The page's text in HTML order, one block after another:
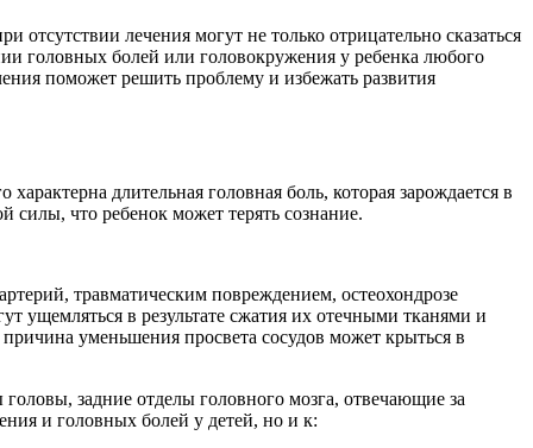
лечения могут не только отрицательно сказаться
головных болей или головокружения у ребенка любого
поможет решить проблему и избежать развития
длительная головная боль, которая зарождается в
силы, что ребенок может терять сознание.
травматическим повреждением, остеохондрозе
ущемляться в результате сжатия их отечными тканями и
уменьшения просвета сосудов может крыться в
задние отделы головного мозга, отвечающие за
и головных болей у детей, но и к: